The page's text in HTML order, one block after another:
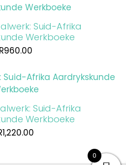
Suid-Afrika
Werkboeke
R960.00
Suid-Afrika
Werkboeke
1,220.00
0